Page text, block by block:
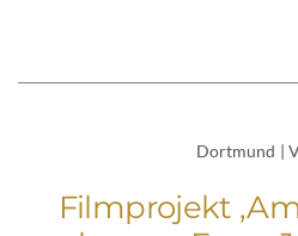
Dortmund |
Filmprojekt